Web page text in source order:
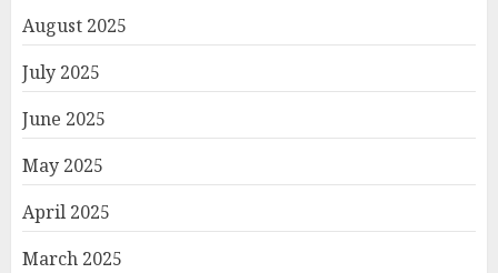
August 2025
July 2025
June 2025
May 2025
April 2025
March 2025